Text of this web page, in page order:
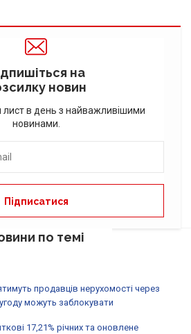
на
новин
в день з найважливішими
новинами.
по темі
продавців нерухомості через
можуть заблокувати
17,21% річних та оновлене